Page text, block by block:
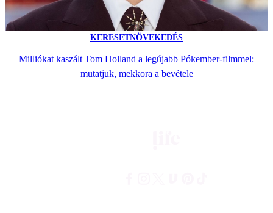
KERESETNÖVEKEDÉS
Milliókat kaszált Tom Holland a legújabb Pókember-filmmel:
mutatjuk, mekkora a bevétele